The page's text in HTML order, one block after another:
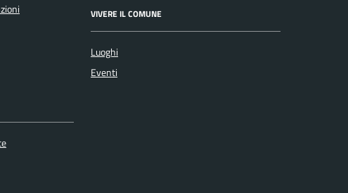
VIVERE IL COMUNE
Luoghi
Eventi